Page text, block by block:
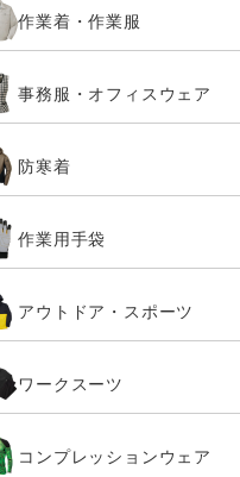
ヤ商事
エス 中
電工
作業着・作業服
事務服・オフィスウェア
防寒着
作業用手袋
アウトドア・スポーツ
ワークスーツ
コンプレッションウェア